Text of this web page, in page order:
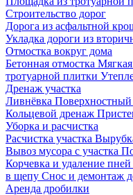
Строительство дорог
Дорога из асфальтной
Укладка дороги из
Отмостка вокруг дома
Бетонная отмостка
тротуарной плитки
Дренаж участка
Ливнёвка
Кольцевой дренаж
Уборка и расчистка
Расчистка участка
Вывоз мусора с участка
Корчевка и удаление пней
в щепу Снос и демонтаж
Аренда дробилки